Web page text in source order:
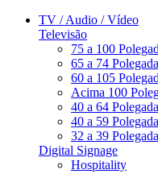
TV / Audio / Vídeo
Televisão
75 a 100
65 a 74
60 a 105
Acima 100
40 a 64
40 a 59
32 a 39
Digital Signage
Hospitality